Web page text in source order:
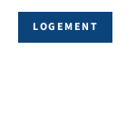
LOGEMENT